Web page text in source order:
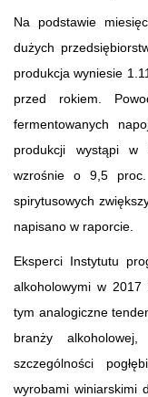
Na podstawie
dużych
produkcja wyniesie
przed rokiem.
fermentowanych
produkcji wystąpi w
wzrośnie o 9,5
spirytusowych
napisano w raporcie.
Eksperci Instytutu
alkoholowymi w
tym analogiczne
branży
szczególności
wyrobami winiarskimi